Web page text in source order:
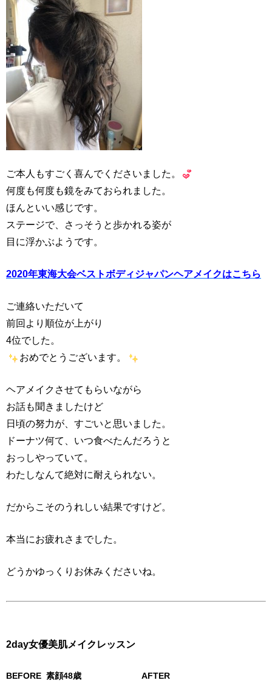
ご本人もすごく喜んでくださいました。
何度も何度も鏡をみておられました。
ほんといい感じです。
ステージで、さっそうと歩かれる姿が
目に浮かぶようです。
2020年東海大会ベストボディジャパンヘアメイクはこちら
ご連絡いただいて
前回より順位が上がり
4位でした。
おめでとうございます。
ヘアメイクさせてもらいながら
お話も聞きましたけど
日頃の努力が、すごいと思いました。
ドーナツ何て、いつ食べたんだろうと
おっしやっていて。
わたしなんて絶対に耐えられない。
だからこそのうれしい結果ですけど。
本当にお疲れさまでした。
どうかゆっくりお休みくださいね。
2day女優美肌メイクレッスン
BEFORE 素顔48歳 AFTER